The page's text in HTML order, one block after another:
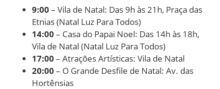
9:00 – Vila de Natal: Das 9h às 21h, Praça das
Etnias (Natal Luz Para Todos)
14:00 – Casa do Papai Noel: Das 14h às 18h,
Vila de Natal (Natal Luz Para Todos)
17:00 – Atrações Artísticas: Vila de Natal
20:00 – O Grande Desfile de Natal: Av. das
Hortênsias